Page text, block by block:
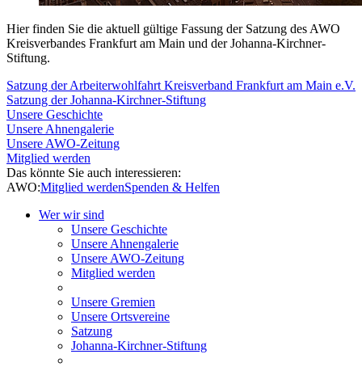
Hier finden Sie die aktuell gültige Fassung der Satzung des AWO
Kreisverbandes Frankfurt am Main und der Johanna-Kirchner-
Stiftung.
Satzung der Arbeiterwohlfahrt Kreisverband Frankfurt am Main e.V.
Satzung der Johanna-Kirchner-Stiftung
Unsere Geschichte
Unsere Ahnengalerie
Unsere AWO-Zeitung
Mitglied werden
Das könnte Sie auch interessieren:
AWO:Mitglied werdenSpenden & Helfen
Wer wir sind
Unsere Geschichte
Unsere Ahnengalerie
Unsere AWO-Zeitung
Mitglied werden
Unsere Gremien
Unsere Ortsvereine
Satzung
Johanna-Kirchner-Stiftung